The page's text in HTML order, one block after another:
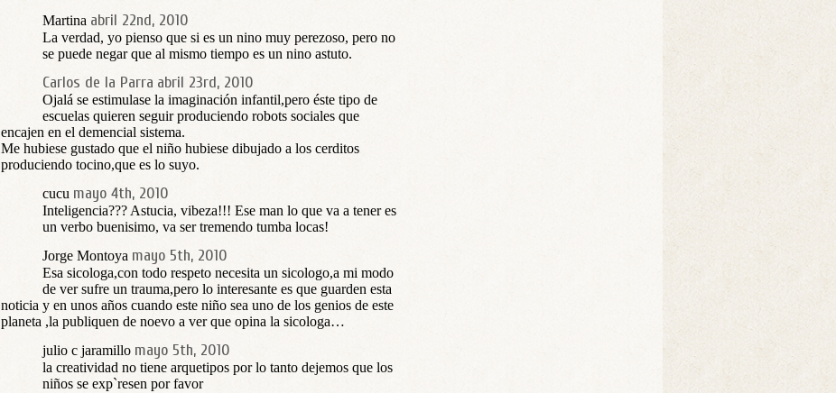
Martina abril 22nd, 2010
La verdad, yo pienso que si es un nino muy perezoso, pero no
se puede negar que al mismo tiempo es un nino astuto.
Carlos de la Parra abril 23rd, 2010
Ojalá se estimulase la imaginación infantil,pero éste tipo de
escuelas quieren seguir produciendo robots sociales que
encajen en el demencial sistema.
Me hubiese gustado que el niño hubiese dibujado a los cerditos
produciendo tocino,que es lo suyo.
cucu mayo 4th, 2010
Inteligencia??? Astucia, vibeza!!! Ese man lo que va a tener es
un verbo buenisimo, va ser tremendo tumba locas!
Jorge Montoya mayo 5th, 2010
Esa sicologa,con todo respeto necesita un sicologo,a mi modo
de ver sufre un trauma,pero lo interesante es que guarden esta
noticia y en unos años cuando este niño sea uno de los genios de este
planeta ,la publiquen de noevo a ver que opina la sicologa…
julio c jaramillo mayo 5th, 2010
la creatividad no tiene arquetipos por lo tanto dejemos que los
niños se exp`resen por favor